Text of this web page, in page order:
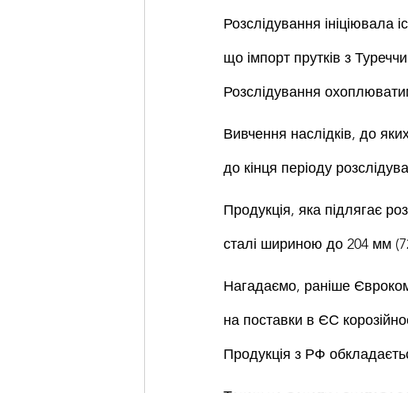
Розслідування ініціювала
що імпорт прутків з
Розслідування
Вивчення наслідків, до
до кінця періоду
Продукція, яка підлягає
сталі шириною до 204 мм
Нагадаємо, раніше
на поставки в ЄС
Продукція з РФ